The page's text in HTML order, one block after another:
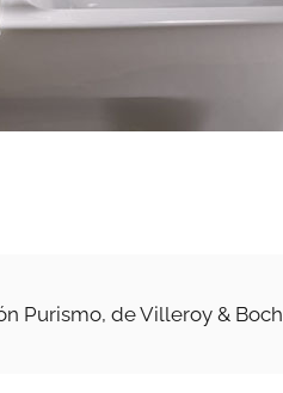
Purismo, de Villeroy & Boch